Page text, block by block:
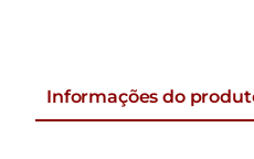
Informações do